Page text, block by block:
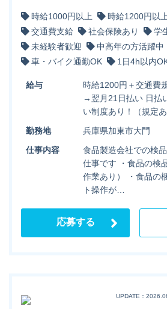
時給1000円以上 時給1200円以
交通費支給
社会保険あり
学
未経験者歓迎
中高年の方活躍中
車・バイク通勤OK
1日4h以内
給与
時給1200円＋交通費
→翌月21日払い 日払
い制度あり！（規定あ
勤務地
兵庫県加東市大門
仕事内容
食品製造会社での検
仕事です ・食品の検
作業あり） ・食品の
ト操作が…
応募する
UPDATE：